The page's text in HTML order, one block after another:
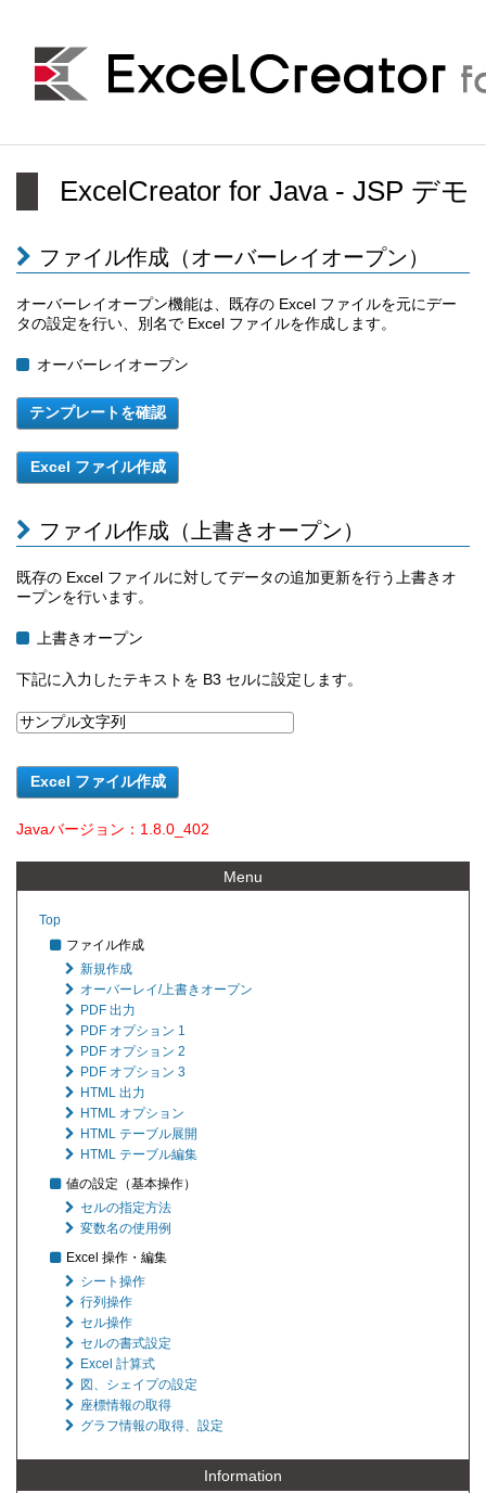
ExcelCreator for Java - JSP デモ
ファイル作成（オーバーレイオープン）
オーバーレイオープン機能は、既存の Excel ファイルを元にデー
タの設定を行い、別名で Excel ファイルを作成します。
オーバーレイオープン
ファイル作成（上書きオープン）
既存の Excel ファイルに対してデータの追加更新を行う上書きオ
ープンを行います。
上書きオープン
下記に入力したテキストを B3 セルに設定します。
Javaバージョン：1.8.0_402
Menu
Top
ファイル作成
新規作成
オーバーレイ/上書きオープン
PDF 出力
PDF オプション 1
PDF オプション 2
PDF オプション 3
HTML 出力
HTML オプション
HTML テーブル展開
HTML テーブル編集
値の設定（基本操作）
セルの指定方法
変数名の使用例
Excel 操作・編集
シート操作
行列操作
セル操作
セルの書式設定
Excel 計算式
図、シェイプの設定
座標情報の取得
グラフ情報の取得、設定
Information